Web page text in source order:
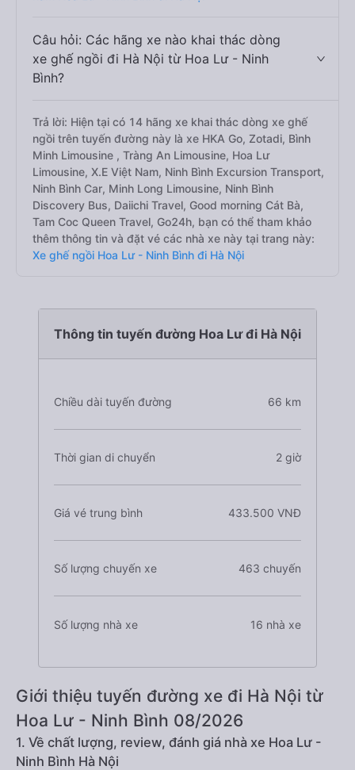
Câu hỏi: Các hãng xe nào khai thác dòng
xe ghế ngồi đi Hà Nội từ Hoa Lư - Ninh
Bình?
Trả lời: Hiện tại có 14 hãng xe khai thác dòng xe ghế
ngồi trên tuyến đường này là xe HKA Go, Zotadi, Bình
Minh Limousine , Tràng An Limousine, Hoa Lư
Limousine, X.E Việt Nam, Ninh Bình Excursion Transport,
Ninh Bình Car, Minh Long Limousine, Ninh Bình
Discovery Bus, Daiichi Travel, Good morning Cát Bà,
Tam Coc Queen Travel, Go24h, bạn có thể tham khảo
thêm thông tin và đặt vé các nhà xe này tại trang này:
Xe ghế ngồi Hoa Lư - Ninh Bình đi Hà Nội
Thông tin tuyến đường Hoa Lư đi Hà Nội
Chiều dài tuyến đường 66 km
Thời gian di chuyển 2 giờ
Giá vé trung bình 433.500 VNĐ
Số lượng chuyến xe 463 chuyến
Số lượng nhà xe 16 nhà xe
Giới thiệu tuyến đường xe đi Hà Nội từ
Hoa Lư - Ninh Bình 08/2026
1. Về chất lượng, review, đánh giá nhà xe Hoa Lư -
Ninh Bình Hà Nội